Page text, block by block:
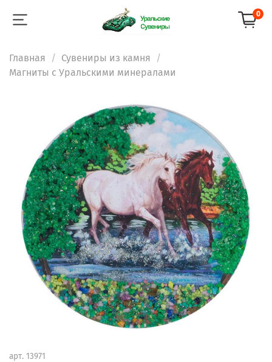
0
Главная
Сувениры из камня
Магниты с Уральскими минералами
арт. 13971